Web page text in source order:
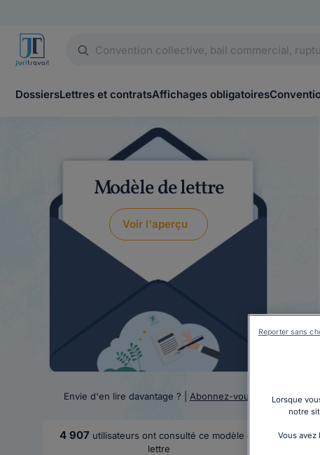
DossiersLettres et contratsAffichages obligatoires
Modèle de lettre
Voir l'aperçu
Envie d'en lire davantage ? | Abonnez-vous
4 907 utilisateurs ont consulté ce modèle de
lettre
Lorsque
notre
Vous avez
Reporter sans